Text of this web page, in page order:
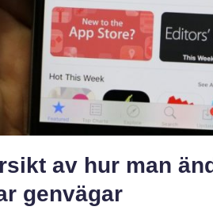
av hur man
genvägar